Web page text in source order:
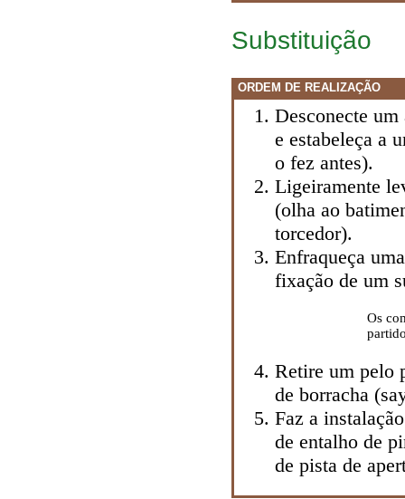
Substituição
ORDEM DE REALIZAÇÃO
Desconecte
e estabeleça a
o fez antes).
Ligeiramente
(olha ao
torcedor).
Enfraqueça
fixação de um
Os
Retire um pelo
de borracha
Faz a
de entalho de
de pista de